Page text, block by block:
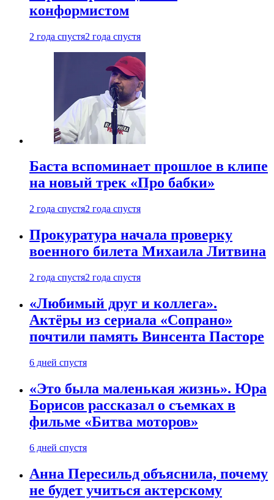
конформистом
2 года спустя2 года спустя
Баста вспоминает прошлое в клипе
на новый трек «Про бабки»
2 года спустя2 года спустя
Прокуратура начала проверку
военного билета Михаила Литвина
2 года спустя2 года спустя
«Любимый друг и коллега».
Актёры из сериала «Сопрано»
почтили память Винсента Пасторе
6 дней спустя
«Это была маленькая жизнь». Юра
Борисов рассказал о съемках в
фильме «Битва моторов»
6 дней спустя
Анна Пересильд объяснила, почему
не будет учиться актерскому